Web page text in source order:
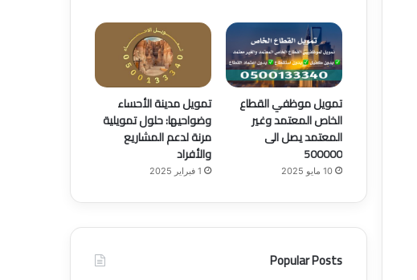
تمويل موظفي القطاع
الخاص المعتمد وغير
المعتمد يصل الى
500000
10 مايو 2025
تمويل مدينة الأحساء
وضواحيها: حلول تمويلية
مرنة لدعم المشاريع
والأفراد
1 فبراير 2025
Popular Posts